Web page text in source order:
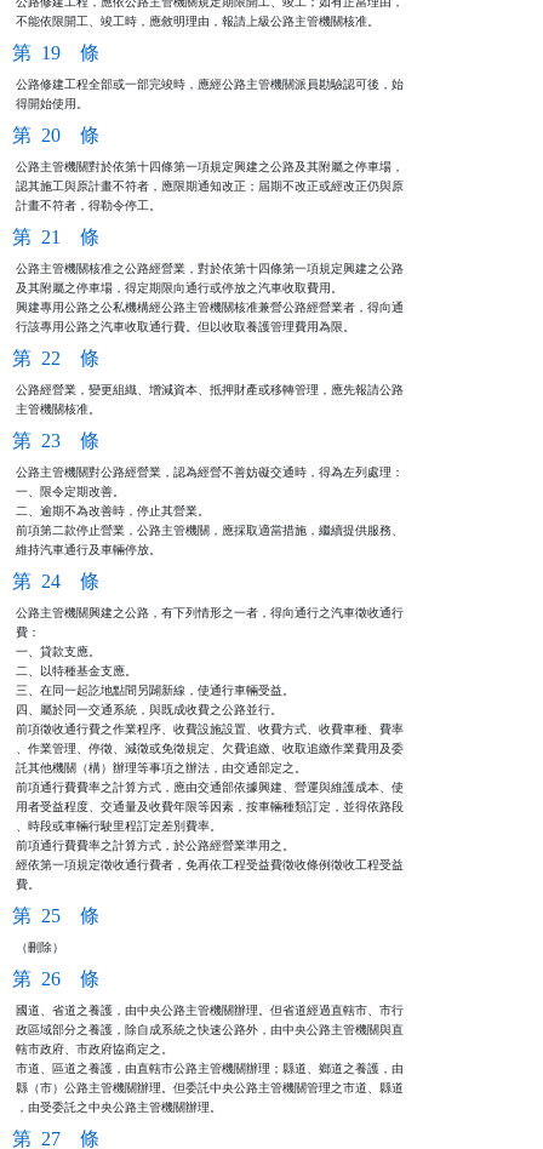
不能依限開工、竣工時，應敘明理由，報請上級公路主管機關核准。
第 19 條
公路修建工程全部或一部完竣時，應經公路主管機關派員勘驗認可後，始
得開始使用。
第 20 條
公路主管機關對於依第十四條第一項規定興建之公路及其附屬之停車場，
認其施工與原計畫不符者，應限期通知改正；屆期不改正或經改正仍與原
計畫不符者，得勒令停工。
第 21 條
公路主管機關核准之公路經營業，對於依第十四條第一項規定興建之公路
及其附屬之停車場，得定期限向通行或停放之汽車收取費用。
興建專用公路之公私機構經公路主管機關核准兼營公路經營業者，得向通
行該專用公路之汽車收取通行費。但以收取養護管理費用為限。
第 22 條
公路經營業，變更組織、增減資本、抵押財產或移轉管理，應先報請公路
主管機關核准。
第 23 條
公路主管機關對公路經營業，認為經營不善妨礙交通時，得為左列處理：
一、限令定期改善。
二、逾期不為改善時，停止其營業。
前項第二款停止營業，公路主管機關，應採取適當措施，繼續提供服務、
維持汽車通行及車輛停放。
第 24 條
公路主管機關興建之公路，有下列情形之一者，得向通行之汽車徵收通行
費：
一、貸款支應。
二、以特種基金支應。
三、在同一起訖地點間另闢新線，使通行車輛受益。
四、屬於同一交通系統，與既成收費之公路並行。
前項徵收通行費之作業程序、收費設施設置、收費方式、收費車種、費率
、作業管理、停徵、減徵或免徵規定、欠費追繳、收取追繳作業費用及委
託其他機關（構）辦理等事項之辦法，由交通部定之。
前項通行費費率之計算方式，應由交通部依據興建、營運與維護成本、使
用者受益程度、交通量及收費年限等因素，按車輛種類訂定，並得依路段
、時段或車輛行駛里程訂定差別費率。
前項通行費費率之計算方式，於公路經營業準用之。
經依第一項規定徵收通行費者，免再依工程受益費徵收條例徵收工程受益
費。
第 25 條
（刪除）
第 26 條
國道、省道之養護，由中央公路主管機關辦理。但省道經過直轄市、市行
政區域部分之養護，除自成系統之快速公路外，由中央公路主管機關與直
轄市政府、市政府協商定之。
市道、區道之養護，由直轄市公路主管機關辦理；縣道、鄉道之養護，由
縣（市）公路主管機關辦理。但委託中央公路主管機關管理之市道、縣道
，由受委託之中央公路主管機關辦理。
第 27 條